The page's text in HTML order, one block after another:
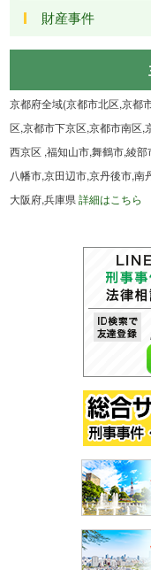
財産事件
京都府全域(京都市北区,京都
区,京都市下京区,京都市南区,
西京区 ,福知山市,舞鶴市,綾
八幡市,京田辺市,京丹後市,
大阪府,兵庫県詳細はこちら